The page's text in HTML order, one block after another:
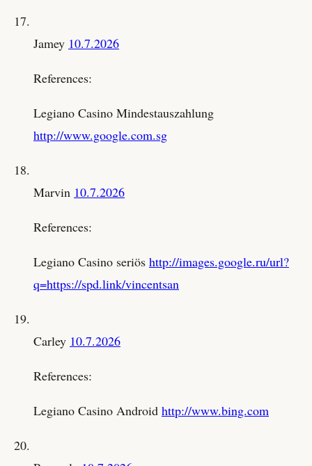
Jamey 10.7.2026
References:
Legiano Casino Mindestauszahlung
http://www.google.com.sg
Marvin 10.7.2026
References:
Legiano Casino seriös http://images.google.ru/url?
q=https://spd.link/vincentsan
Carley 10.7.2026
References:
Legiano Casino Android http://www.bing.com